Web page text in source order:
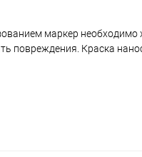
маркер
повреждения. Краска